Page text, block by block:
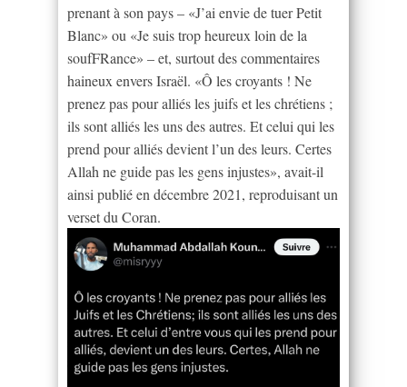
prenant à son pays – «J’ai envie de tuer Petit
Blanc» ou «Je suis trop heureux loin de la
soufFRance» – et, surtout des commentaires
haineux envers Israël. «Ô les croyants ! Ne
prenez pas pour alliés les juifs et les chrétiens ;
ils sont alliés les uns des autres. Et celui qui les
prend pour alliés devient l’un des leurs. Certes
Allah ne guide pas les gens injustes», avait-il
ainsi publié en décembre 2021, reproduisant un
verset du Coran.